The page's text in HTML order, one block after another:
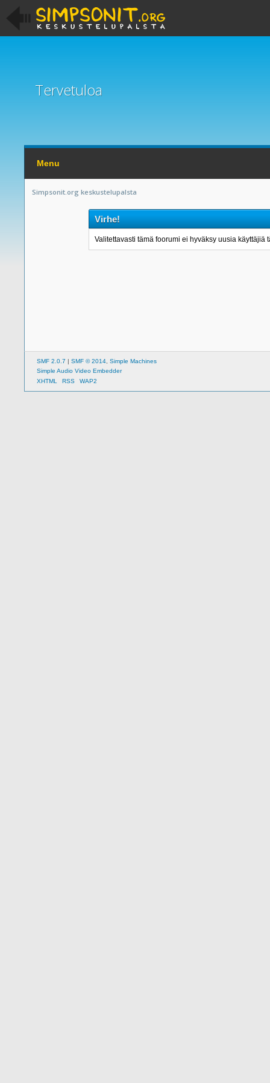
Tervetuloa
Menu
Simpsonit.org keskustelupalsta
Virhe!
Valitettavasti tämä foorumi ei hyväksy uusia käyttäjiä
SMF 2.0.7 | SMF © 2014 Simple Machines
Simple Audio Video Embedder
XHTML
RSS WAP2